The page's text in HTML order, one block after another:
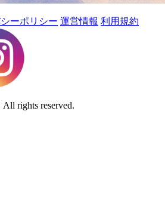
ーポリシー 運営情報 利用規約
rights reserved.